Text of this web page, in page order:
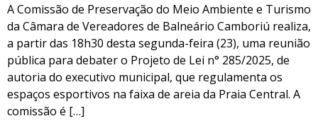
A Comissão de Preservação do Meio Ambiente e Turismo
da Câmara de Vereadores de Balneário Camboriú realiza,
a partir das 18h30 desta segunda-feira (23), uma reunião
pública para debater o Projeto de Lei n° 285/2025, de
autoria do executivo municipal, que regulamenta os
espaços esportivos na faixa de areia da Praia Central. A
comissão é […]